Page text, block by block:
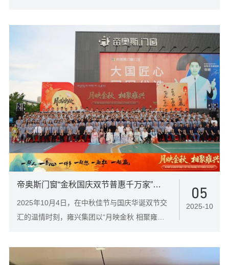
动 “全球外贸合伙人计划” 。
05
2025-10
帝奥斯门窗“金秋国庆双节普惠千万家”温情家宴圆满礼成
2025年10月4日，在中秋佳节与国庆华诞双节交
汇的温情时刻，雍兴集团以“月映金秋 相聚雍兴”
惠千万家”家宴活动。